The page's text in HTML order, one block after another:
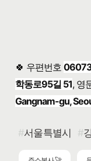
🍀 우편번호
학동로95길 51, 영
Gangnam-gu,
서울특별시